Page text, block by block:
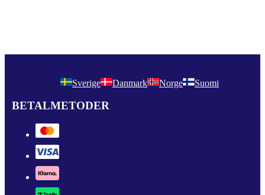
Sverige Danmark Norge Suomi
BETALMETODER